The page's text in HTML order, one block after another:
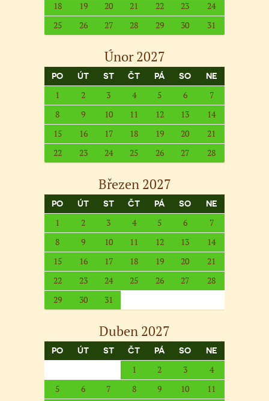
18
19 20 21 22 23
24
25
26 27 28 29 30 31
Únor 2027
PO ÚT ST ČT PÁ SO NE
1 2 3 4 5 6
7
8
9 10 11 12 13
14
15
16 17 18 19 20
21
22
23 24 25 26 27 28
Březen 2027
PO ÚT ST ČT PÁ SO NE
1 2 3 4 5 6
7
8
9 10 11 12 13
14
15
16 17 18 19 20
21
22
23 24 25 26 27
28
29
30 31
Duben 2027
PO ÚT ST ČT PÁ SO NE
1 2 3
4
5
6 7 8 9 10 11